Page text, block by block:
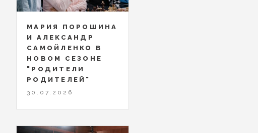
МАРИЯ ПОРОШИНА
И АЛЕКСАНДР
САМОЙЛЕНКО В
НОВОМ СЕЗОНЕ
"РОДИТЕЛИ
РОДИТЕЛЕЙ"
30.07.2026